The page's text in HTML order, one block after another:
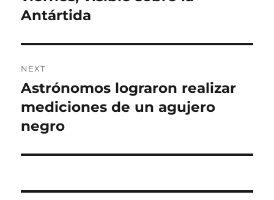
Antártida
NEXT
Next
post:
Astrónomos lograron realizar
mediciones de un agujero
negro